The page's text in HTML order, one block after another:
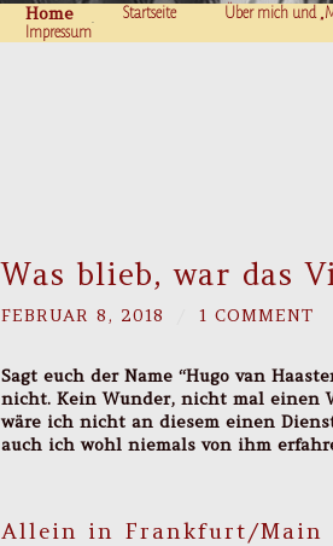
Home Startseite Über mich und
Impressum
Was blieb, war das
FEBRUAR 8, 2018 1 COMMENT
Sagt euch der Name “Hugo van
nicht. Kein Wunder, nicht mal einen
wäre ich nicht an diesem einen
auch ich wohl niemals von ihm
Allein in Frankfurt/Main